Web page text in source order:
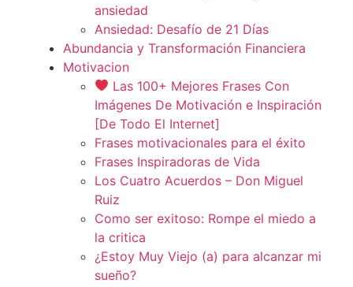
ansiedad
Ansiedad: Desafío de 21 Días
Abundancia y Transformación Financiera
Motivacion
Las 100+ Mejores Frases Con
Imágenes De Motivación e Inspiración
[De Todo El Internet]
Frases motivacionales para el éxito
Frases Inspiradoras de Vida
Los Cuatro Acuerdos – Don Miguel
Ruiz
Como ser exitoso: Rompe el miedo a
la critica
¿Estoy Muy Viejo (a) para alcanzar mi
sueño?